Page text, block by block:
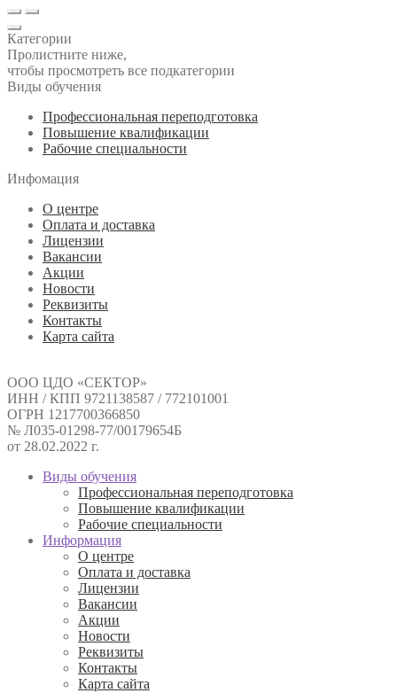
Категории
Пролистните ниже,
чтобы просмотреть все подкатегории
Виды обучения
Профессиональная переподготовка
Повышение квалификации
Рабочие специальности
Инфомация
О центре
Оплата и доставка
Лицензии
Вакансии
Акции
Новости
Реквизиты
Контакты
Карта сайта
ООО ЦДО «СЕКТОР»
ИНН / КПП 9721138587 / 772101001
ОГРН 1217700366850
№ Л035-01298-77/00179654Б
от 28.02.2022 г.
Виды обучения
Профессиональная переподготовка
Повышение квалификации
Рабочие специальности
Информация
О центре
Оплата и доставка
Лицензии
Вакансии
Акции
Новости
Реквизиты
Контакты
Карта сайта